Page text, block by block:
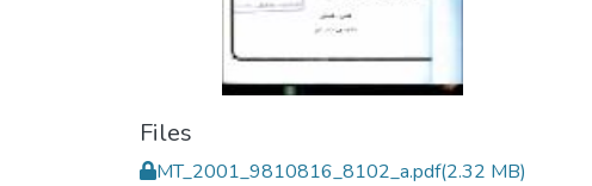
Files
MT_2001_9810816_8102_a.pdf(2.32 MB)